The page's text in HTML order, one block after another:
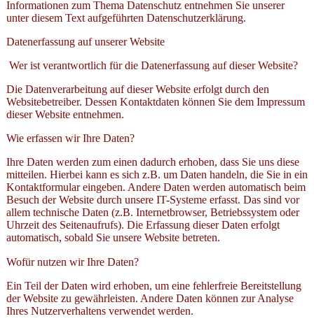
Informationen zum Thema Datenschutz entnehmen Sie unserer
unter diesem Text aufgeführten Datenschutzerklärung.
Datenerfassung auf unserer Website
Wer ist verantwortlich für die Datenerfassung auf dieser Website?
Die Datenverarbeitung auf dieser Website erfolgt durch den
Websitebetreiber. Dessen Kontaktdaten können Sie dem Impressum
dieser Website entnehmen.
Wie erfassen wir Ihre Daten?
Ihre Daten werden zum einen dadurch erhoben, dass Sie uns diese
mitteilen. Hierbei kann es sich z.B. um Daten handeln, die Sie in ein
Kontaktformular eingeben. Andere Daten werden automatisch beim
Besuch der Website durch unsere IT-Systeme erfasst. Das sind vor
allem technische Daten (z.B. Internetbrowser, Betriebssystem oder
Uhrzeit des Seitenaufrufs). Die Erfassung dieser Daten erfolgt
automatisch, sobald Sie unsere Website betreten.
Wofür nutzen wir Ihre Daten?
Ein Teil der Daten wird erhoben, um eine fehlerfreie Bereitstellung
der Website zu gewährleisten. Andere Daten können zur Analyse
Ihres Nutzerverhaltens verwendet werden.